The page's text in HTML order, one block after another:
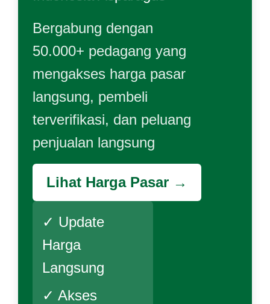
Bergabung dengan
50.000+ pedagang yang
mengakses harga pasar
langsung, pembeli
terverifikasi, dan peluang
penjualan langsung
Lihat Harga Pasar →
✓ Update
Harga
Langsung
✓ Akses